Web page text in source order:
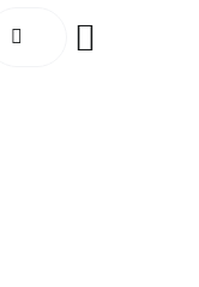
al
Toggle